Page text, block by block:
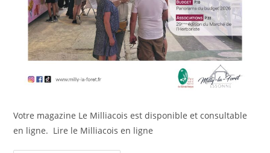
Votre magazine Le Milliacois est disponible et consultable
en ligne. Lire le Milliacois en ligne